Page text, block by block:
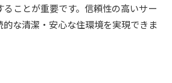
ことが重要です。信頼性の高いサー
的な清潔・安心な住環境を実現できま